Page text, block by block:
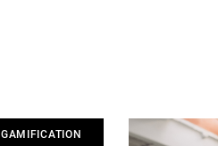
GAMIFICATION